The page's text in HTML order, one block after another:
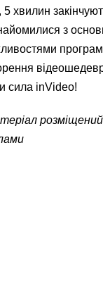
5 хвилин
з
сила inVideo!